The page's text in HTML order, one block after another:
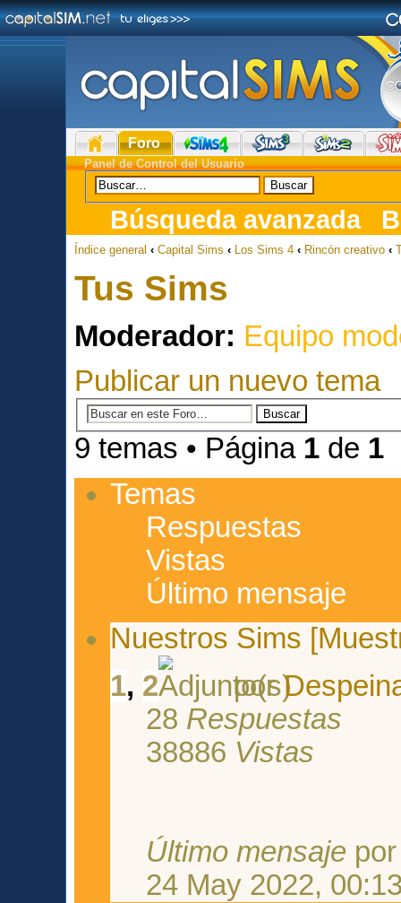
Foro
Panel de Control del Usuario
Búsqueda avanzada
Índice general ‹ Capital Sims ‹ Los Sims 4 ‹ Rincón creativo ‹
Tus Sims
Moderador: Equipo
Publicar un nuevo tema
9 temas • Página 1 de 1
Temas
Respuestas
Vistas
Último mensaje
Nuestros Sims
1, 2 por
28 Respuestas
38886 Vistas
Último mensaje
24 May 2022,